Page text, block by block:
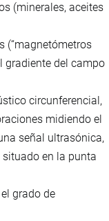
(minerales, aceites
(“magnetómetros
gradiente del campo
circunferencial,
midiendo el
señal ultrasónica,
en la punta
grado de